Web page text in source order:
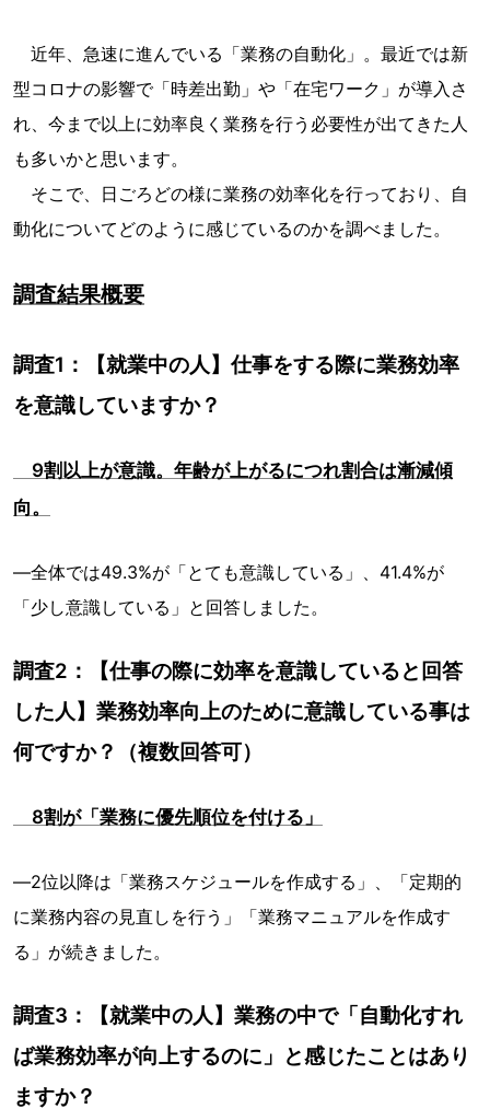
近年、急速に進んでいる「業務の自動化」。最近では新
型コロナの影響で「時差出勤」や「在宅ワーク」が導入さ
れ、今まで以上に効率良く業務を行う必要性が出てきた人
も多いかと思います。
そこで、日ごろどの様に業務の効率化を行っており、自
動化についてどのように感じているのかを調べました。
調査結果概要
調査1：【就業中の人】仕事をする際に業務効率
を意識していますか？
9割以上が意識。年齢が上がるにつれ割合は漸減傾
向。
―全体では49.3%が「とても意識している」、41.4%が
「少し意識している」と回答しました。
調査2：【仕事の際に効率を意識していると回答
した人】業務効率向上のために意識している事は
何ですか？（複数回答可）
8割が「業務に優先順位を付ける」
―2位以降は「業務スケジュールを作成する」、「定期的
に業務内容の見直しを行う」「業務マニュアルを作成す
る」が続きました。
調査3：【就業中の人】業務の中で「自動化すれ
ば業務効率が向上するのに」と感じたことはあり
ますか？